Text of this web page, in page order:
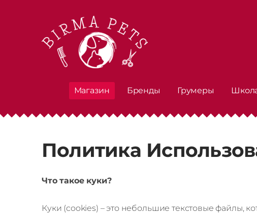
Магазин Бренды Грумеры
Политика
Что такое куки?
Куки (cookies) – это небольшие текстовые файлы,